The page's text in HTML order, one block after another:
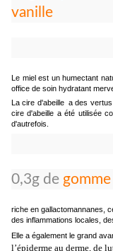
vanille
Le miel est un humectant
office de soin hydratant
La cire d'abeille a des
cire d'abeille a été utilisée
d'autrefois.
0,3g de
riche en gallactomannanes,
des inflammations locales,
Elle a également le grand
l’épiderme au derme, de